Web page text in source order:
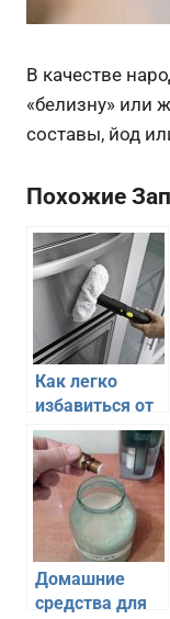
В качестве
«белизну» или
составы, йод
Похожие
Как легко
избавиться от
известкового
налета в
душевой
Домашние
средства для